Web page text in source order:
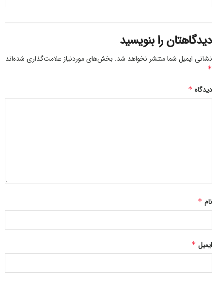
منطقه‌ای، می‌تواند خطر موارد وارداتی را کاهش دهد.
۴۷۲۳۲
دیدگاهتان را بنویسید
نشانی ایمیل شما منتشر نخواهد شد. بخش‌های موردنیاز علامت‌گذاری شده‌اند
*
دیدگاه*
نام*
ایمیل*